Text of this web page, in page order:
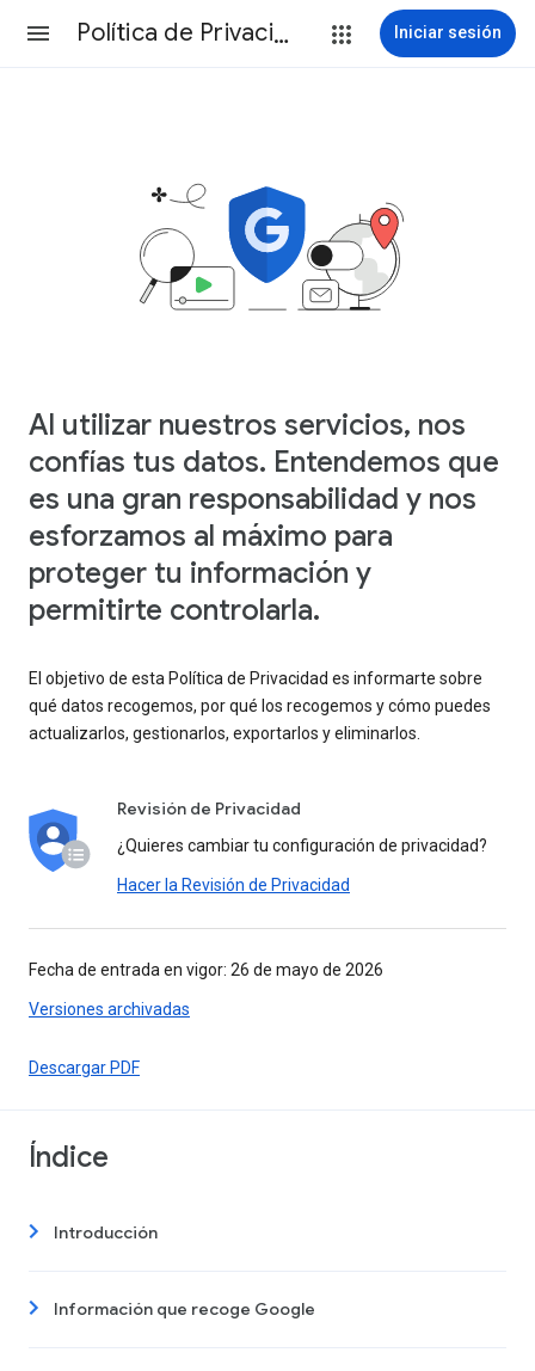
Política de Privacidad Iniciar sesión
Al utilizar nuestros servicios, nos
confías tus datos. Entendemos que
es una gran responsabilidad y nos
esforzamos al máximo para
proteger tu información y
permitirte controlarla.
El objetivo de esta Política de Privacidad es informarte sobre
qué datos recogemos, por qué los recogemos y cómo puedes
actualizarlos, gestionarlos, exportarlos y eliminarlos.
Revisión de Privacidad
¿Quieres cambiar tu configuración de privacidad?
Hacer la Revisión de Privacidad
Fecha de entrada en vigor: 26 de mayo de 2026
Versiones archivadas
Descargar PDF
Índice
Introducción
Información que recoge Google